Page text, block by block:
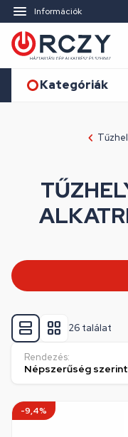
Információk
Kategóriák
26 találat
Rendezés:
-9,4%